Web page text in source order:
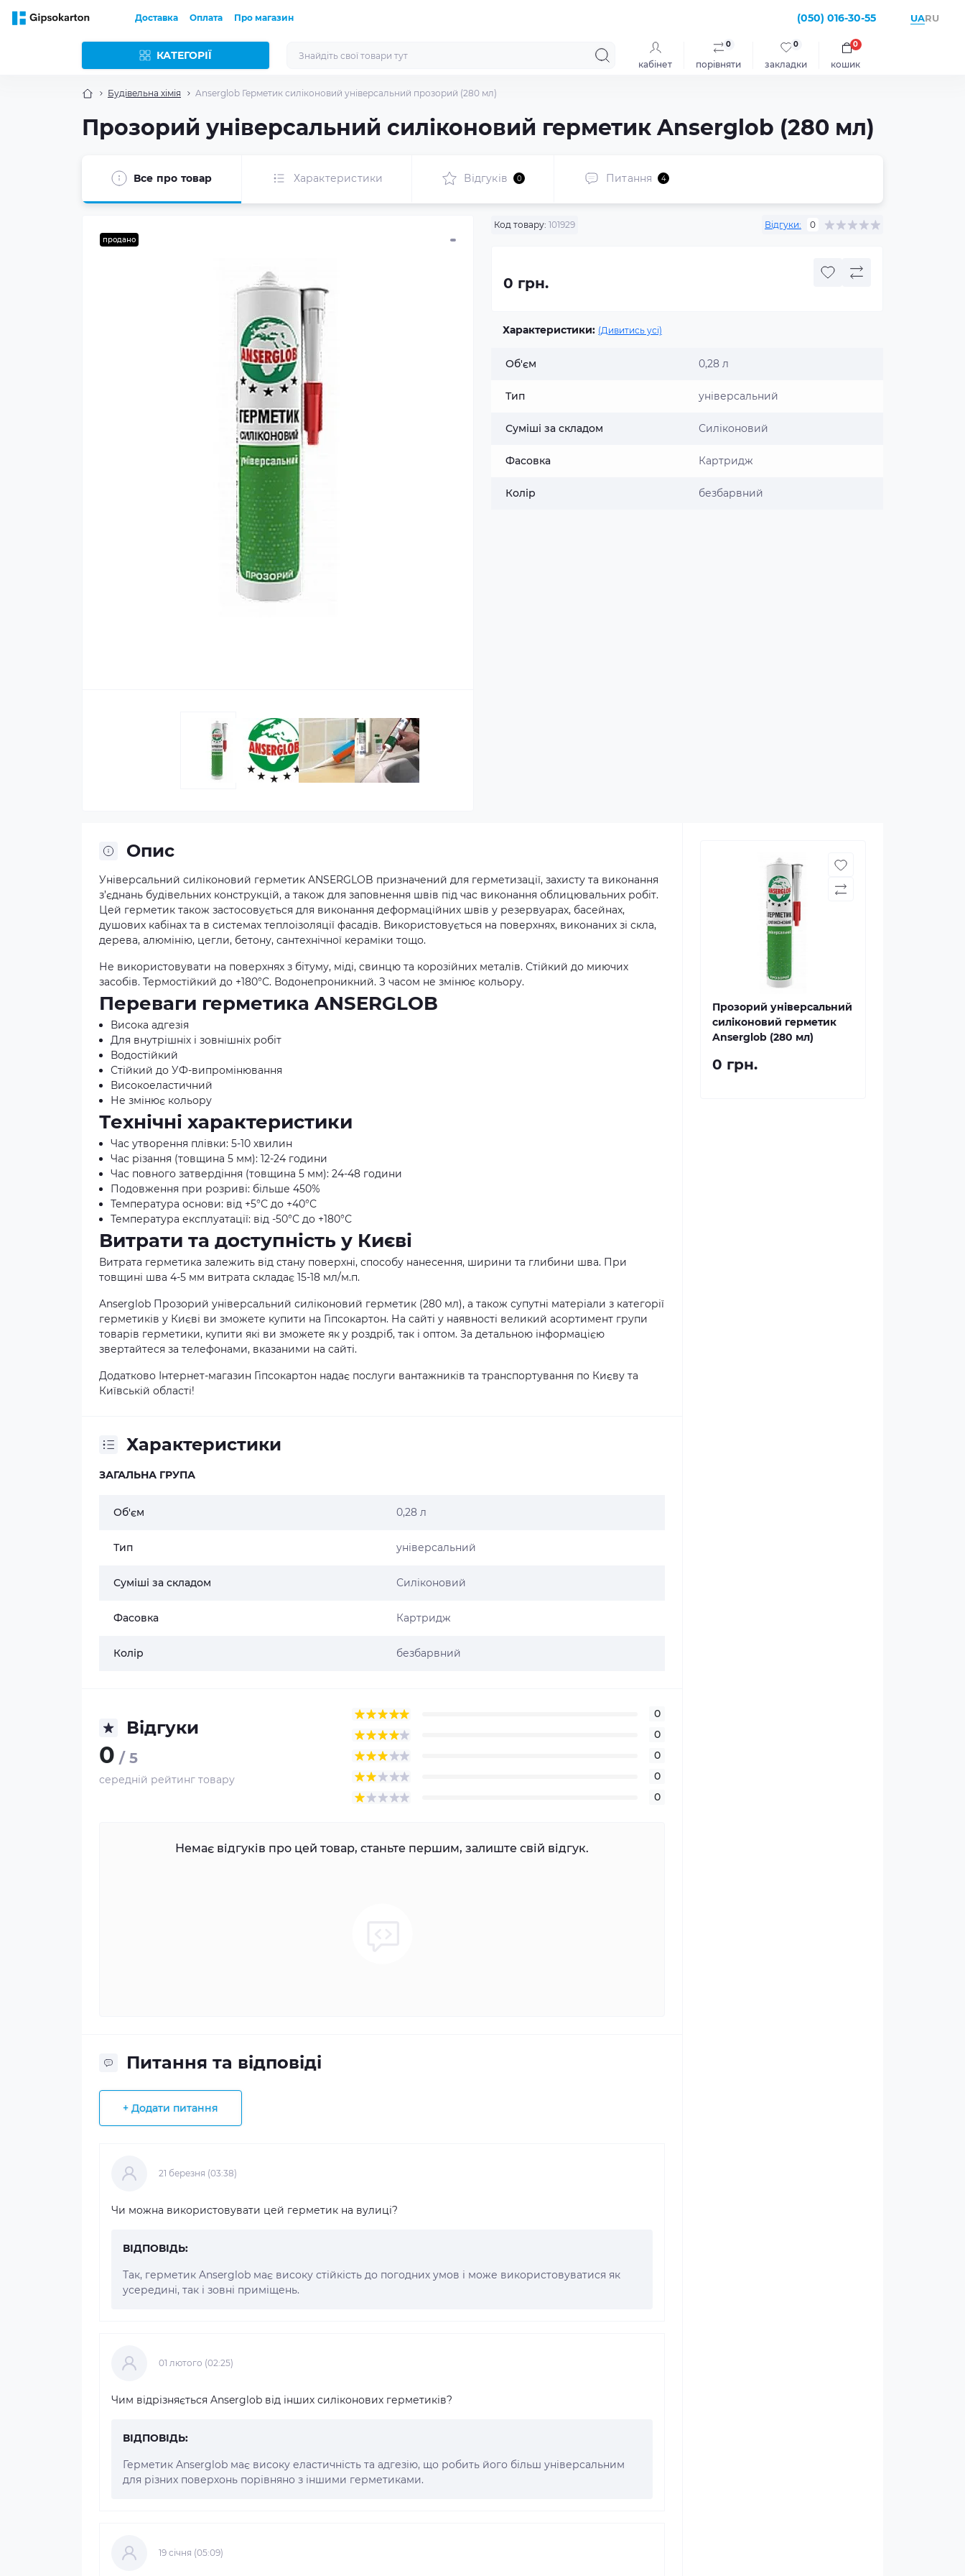
Доставка Оплата Про магазин (050) 016-30-55 UARU
КАТЕГОРІЇ
кабінет порівняти
0
закладки
0
кошик
0
Будівельна хімія Anserglob Герметик силіконовий універсальний прозорий (280 мл)
Прозорий універсальний силіконовий герметик Anserglob (280 мл)
Все про товар Характеристики Відгуків 0 Питання 4
продано
Код товару: 101929 Відгуки: 0
0 грн.
Характеристики: (Дивитись усі)
Об'єм 0,28 л
Тип універсальний
Суміші за складом Силіконовий
Фасовка Картридж
Колір безбарвний
Опис
Універсальний силіконовий герметик ANSERGLOB призначений для герметизації, захисту та виконання
з’єднань будівельних конструкцій, а також для заповнення швів під час виконання облицювальних робіт.
Цей герметик також застосовується для виконання деформаційних швів у резервуарах, басейнах,
душових кабінах та в системах теплоізоляції фасадів. Використовується на поверхнях, виконаних зі скла,
дерева, алюмінію, цегли, бетону, сантехнічної кераміки тощо.
Не використовувати на поверхнях з бітуму, міді, свинцю та корозійних металів. Стійкий до миючих
засобів. Термостійкий до +180°С. Водонепроникний. З часом не змінює кольору.
Переваги герметика ANSERGLOB
Висока адгезія
Для внутрішніх і зовнішніх робіт
Водостійкий
Стійкий до УФ-випромінювання
Високоеластичний
Не змінює кольору
Технічні характеристики
Час утворення плівки: 5-10 хвилин
Час різання (товщина 5 мм): 12-24 години
Час повного затвердіння (товщина 5 мм): 24-48 години
Подовження при розриві: більше 450%
Температура основи: від +5°С до +40°С
Температура експлуатації: від -50°С до +180°С
Витрати та доступність у Києві
Витрата герметика залежить від стану поверхні, способу нанесення, ширини та глибини шва. При
товщині шва 4-5 мм витрата складає 15-18 мл/м.п.
Anserglob Прозорий універсальний силіконовий герметик (280 мл), а також супутні матеріали з категорії
герметиків у Києві ви зможете купити на Гіпсокартон. На сайті у наявності великий асортимент групи
товарів герметики, купити які ви зможете як у роздріб, так і оптом. За детальною інформацією
звертайтеся за телефонами, вказаними на сайті.
Додатково Інтернет-магазин Гіпсокартон надає послуги вантажників та транспортування по Києву та
Київській області!
Характеристики
ЗАГАЛЬНА ГРУПА
Об'єм 0,28 л
Тип універсальний
Суміші за складом Силіконовий
Фасовка Картридж
Колір безбарвний
Відгуки
0 / 5
середній рейтинг товару
0
0
0
0
0
Немає відгуків про цей товар, станьте першим, залиште свій відгук.
Питання та відповіді
+ Додати питання
21 березня (03:38)
Чи можна використовувати цей герметик на вулиці?
ВІДПОВІДЬ:
Так, герметик Anserglob має високу стійкість до погодних умов і може використовуватися як
усередині, так і зовні приміщень.
01 лютого (02:25)
Чим відрізняється Anserglob від інших силіконових герметиків?
ВІДПОВІДЬ:
Герметик Anserglob має високу еластичність та адгезію, що робить його більш універсальним
для різних поверхонь порівняно з іншими герметиками.
19 cічня (05:09)
Прозорий універсальний
силіконовий герметик
Anserglob (280 мл)
0 грн.